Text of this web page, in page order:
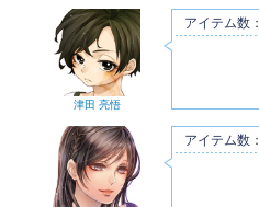
津田 亮悟
アイテム数
アイテム数